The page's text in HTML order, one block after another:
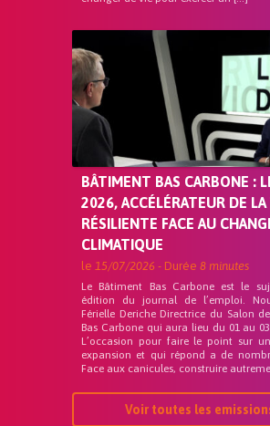
BÂTIMENT BAS CARBONE :
2026, ACCÉLÉRATEUR DE LA
RÉSILIENTE FACE AU
CLIMATIQUE
le 15/07/2026 - Durée 8 minutes
Le Bâtiment Bas Carbone est le
édition du journal de l’emploi.
Férielle Deriche Directrice du Salon
Bas Carbone qui aura lieu du 01 au
L’occasion pour faire le point sur
expansion et qui répond a de
Face aux canicules, construire
Voir toutes les